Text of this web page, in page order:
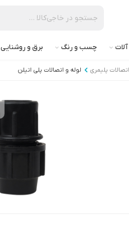
چسب و رنگ برق و روشنایی
پلیمری لوله و اتصالات پلی اتیلن